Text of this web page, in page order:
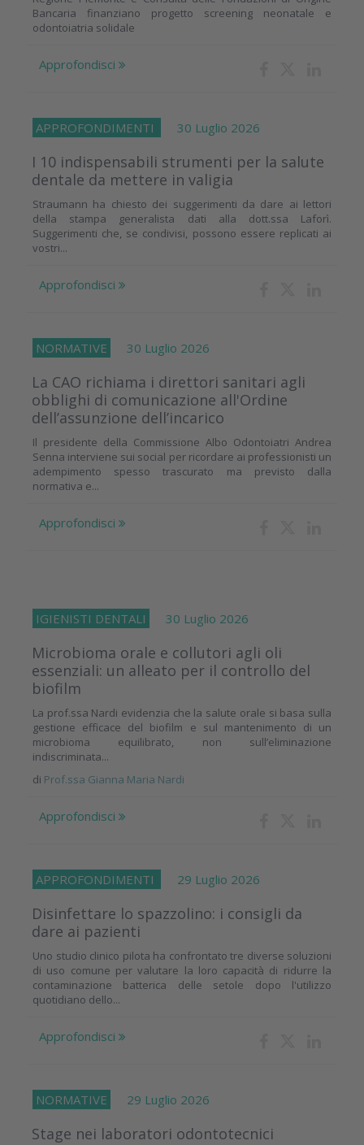
Bancaria finanziano progetto screening neonatale e
odontoiatria solidale
Approfondisci
APPROFONDIMENTI 30 Luglio 2026
I 10 indispensabili strumenti per la salute
dentale da mettere in valigia
Straumann ha chiesto dei suggerimenti da dare ai lettori
della stampa generalista dati alla dott.ssa Laforì.
Suggerimenti che, se condivisi, possono essere replicati ai
vostri...
Approfondisci
NORMATIVE 30 Luglio 2026
La CAO richiama i direttori sanitari agli
obblighi di comunicazione all'Ordine
dell’assunzione dell’incarico
Il presidente della Commissione Albo Odontoiatri Andrea
Senna interviene sui social per ricordare ai professionisti un
adempimento spesso trascurato ma previsto dalla
normativa e...
Approfondisci
IGIENISTI DENTALI 30 Luglio 2026
Microbioma orale e collutori agli oli
essenziali: un alleato per il controllo del
biofilm
La prof.ssa Nardi evidenzia che la salute orale si basa sulla
gestione efficace del biofilm e sul mantenimento di un
microbioma equilibrato, non sull’eliminazione
indiscriminata...
di Prof.ssa Gianna Maria Nardi
Approfondisci
APPROFONDIMENTI 29 Luglio 2026
Disinfettare lo spazzolino: i consigli da
dare ai pazienti
Uno studio clinico pilota ha confrontato tre diverse soluzioni
di uso comune per valutare la loro capacità di ridurre la
contaminazione batterica delle setole dopo l'utilizzo
quotidiano dello...
Approfondisci
NORMATIVE 29 Luglio 2026
Stage nei laboratori odontotecnici